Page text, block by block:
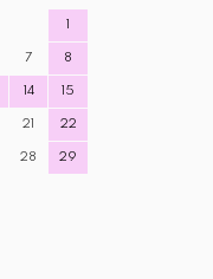
1
7 8
14 15
21 22
28 29